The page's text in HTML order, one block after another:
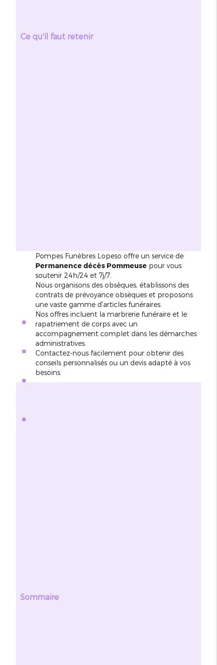
Ce qu'il faut retenir
Pompes Funèbres Lopeso offre un service de
Permanence décès Pommeusepour vous
soutenir 24h/24 et 7j/7.
Nous organisons des obsèques, établissons des
contrats de prévoyance obsèques et proposons
une vaste gamme d'articles funéraires.
Nos offres incluent la marbrerie funéraire et le
rapatriement de corps avec un
accompagnement complet dans les démarches
administratives.
Contactez-nous facilement pour obtenir des
conseils personnalisés ou un devis adapté à vos
besoins.
Sommaire